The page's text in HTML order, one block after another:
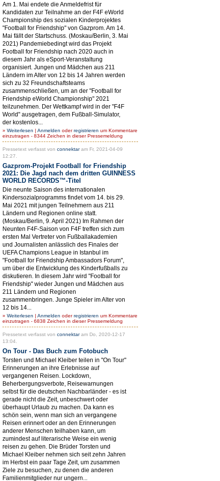
Am 1. Mai endete die Anmeldefrist für
Kandidaten zur Teilnahme an der F4F eWorld
Championship des sozialen Kinderprojektes
"Football for Friendship" von Gazprom. Am 14.
Mai fällt der Startschuss. (Moskau/Berlin, 3. Mai
2021) Pandemiebedingt wird das Projekt
Football for Friendship nach 2020 auch in
diesem Jahr als eSport-Veranstaltung
organisiert. Jungen und Mädchen aus 211
Ländern im Alter von 12 bis 14 Jahren werden
sich zu 32 Freundschaftsteams
zusammenschließen, um an der "Football for
Friendship eWorld Championship" 2021
teilzunehmen. Der Wettkampf wird in der "F4F
World" ausgetragen, dem Fußball-Simulator,
der kostenlos...
» Weiterlesen | Anmelden oderregistrieren um Kommentare
einzutragen - 8344 Zeichen in dieser Pressemeldung
Pressetext verfasst von connektaram Fr, 2021-04-09
12:27.
Gazprom-Projekt Football for Friendship
2021: Die Jagd nach dem dritten GUINNESS
WORLD RECORDS™-Titel
Die neunte Saison des internationalen
Kindersozialprogramms findet vom 14. bis 29.
Mai 2021 mit jungen Teilnehmern aus 211
Ländern und Regionen online statt.
(Moskau/Berlin, 9. April 2021) Im Rahmen der
Neunten F4F-Saison von F4F treffen sich zum
ersten Mal Vertreter von Fußballakademien
und Journalisten anlässlich des Finales der
UEFA Champions League in Istanbul im
"Football for Friendship Ambassadors Forum",
um über die Entwicklung des Kinderfußballs zu
diskutieren. In diesem Jahr wird "Football for
Friendship" wieder Jungen und Mädchen aus
211 Ländern und Regionen
zusammenbringen. Junge Spieler im Alter von
12 bis 14...
» Weiterlesen | Anmelden oderregistrieren um Kommentare
einzutragen - 6838 Zeichen in dieser Pressemeldung
Pressetext verfasst von connektaram Do, 2020-12-17
13:04.
On Tour - Das Buch zum Fotobuch
Torsten und Michael Kleiber teilen in "On Tour"
Erinnerungen an ihre Erlebnisse auf
vergangenen Reisen. Lockdown,
Beherbergungsverbote, Reisewarnungen
selbst für die deutschen Nachbarländer - es ist
gerade nicht die Zeit, unbeschwert oder
überhaupt Urlaub zu machen. Da kann es
schön sein, wenn man sich an vergangene
Reisen erinnert oder an den Erinnerungen
anderer Menschen teilhaben kann, um
zumindest auf literarische Weise ein wenig
reisen zu gehen. Die Brüder Torsten und
Michael Kleiber nehmen sich seit zehn Jahren
im Herbst ein paar Tage Zeit, um zusammen
Ziele zu besuchen, zu denen die anderen
Familienmitglieder nur ungern...